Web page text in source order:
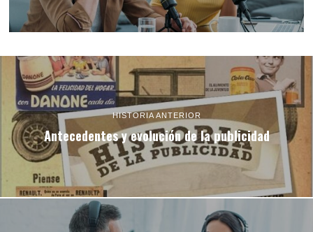
HISTORIA ANTERIOR
Antecedentes y evolución de la publicidad